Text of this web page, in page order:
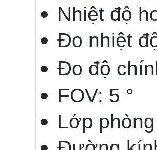
Nhiệt độ
Đo nhiệt
Đo độ
FOV: 5 °
Lớp